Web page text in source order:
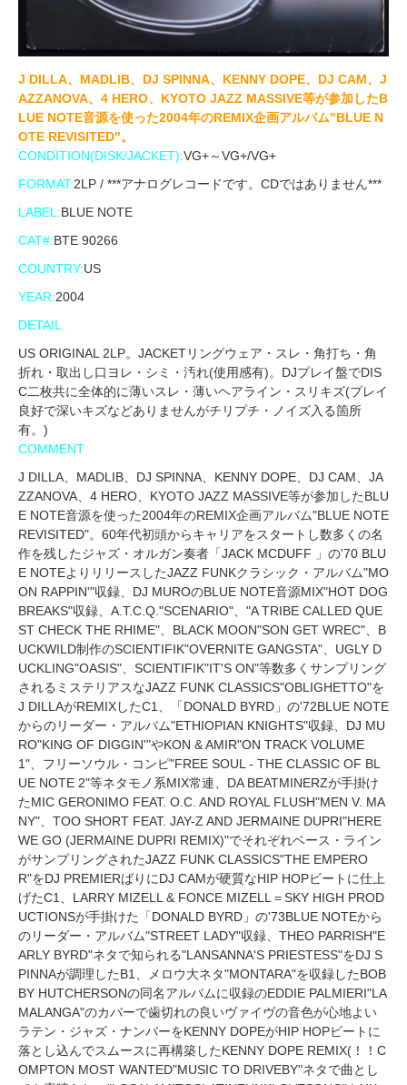
J DILLA、MADLIB、DJ SPINNA、KENNY DOPE、DJ CAM、J
AZZANOVA、4 HERO、KYOTO JAZZ MASSIVE等が参加したB
LUE NOTE音源を使った2004年のREMIX企画アルバム"BLUE N
OTE REVISITED"。
CONDITION(DISK/JACKET):VG+～VG+/VG+
FORMAT:2LP / ***アナログレコードです。CDではありません***
LABEL:BLUE NOTE
CAT#:BTE 90266
COUNTRY:US
YEAR:2004
DETAIL
US ORIGINAL 2LP。JACKETリングウェア・スレ・角打ち・角
折れ・取出し口ヨレ・シミ・汚れ(使用感有)。DJプレイ盤でDIS
C二枚共に全体的に薄いスレ・薄いヘアライン・スリキズ(プレイ
良好で深いキズなどありませんがチリプチ・ノイズ入る箇所
有。)
COMMENT
J DILLA、MADLIB、DJ SPINNA、KENNY DOPE、DJ CAM、JA
ZZANOVA、4 HERO、KYOTO JAZZ MASSIVE等が参加したBLU
E NOTE音源を使った2004年のREMIX企画アルバム"BLUE NOTE
REVISITED"。60年代初頭からキャリアをスタートし数多くの名
作を残したジャズ・オルガン奏者「JACK MCDUFF 」の'70 BLU
E NOTEよりリリースしたJAZZ FUNKクラシック・アルバム"MO
ON RAPPIN'"収録、DJ MUROのBLUE NOTE音源MIX"HOT DOG
BREAKS"収録、A.T.C.Q."SCENARIO"、"A TRIBE CALLED QUE
ST CHECK THE RHIME"、BLACK MOON"SON GET WREC"、B
UCKWILD制作のSCIENTIFIK"OVERNITE GANGSTA"、UGLY D
UCKLING"OASIS"、SCIENTIFIK"IT'S ON"等数多くサンプリング
されるミステリアスなJAZZ FUNK CLASSICS"OBLIGHETTO"を
J DILLAがREMIXしたC1、「DONALD BYRD」の'72BLUE NOTE
からのリーダー・アルバム"ETHIOPIAN KNIGHTS"収録、DJ MU
RO"KING OF DIGGIN'"やKON & AMIR"ON TRACK VOLUME
1"、フリーソウル・コンピ"FREE SOUL - THE CLASSIC OF BL
UE NOTE 2"等ネタモノ系MIX常連、DA BEATMINERZが手掛け
たMIC GERONIMO FEAT. O.C. AND ROYAL FLUSH"MEN V. MA
NY"、TOO SHORT FEAT. JAY-Z AND JERMAINE DUPRI"HERE
WE GO (JERMAINE DUPRI REMIX)"でそれぞれベース・ライン
がサンプリングされたJAZZ FUNK CLASSICS"THE EMPERO
R"をDJ PREMIERばりにDJ CAMが硬質なHIP HOPビートに仕上
げたC1、LARRY MIZELL & FONCE MIZELL＝SKY HIGH PROD
UCTIONSが手掛けた「DONALD BYRD」の'73BLUE NOTEから
のリーダー・アルバム"STREET LADY"収録、THEO PARRISH"E
ARLY BYRD"ネタで知られる"LANSANNA'S PRIESTESS"をDJ S
PINNAが調理したB1、メロウ大ネタ"MONTARA"を収録したBOB
BY HUTCHERSONの同名アルバムに収録のEDDIE PALMIERI"LA
MALANGA"のカバーで歯切れの良いヴァイヴの音色が心地よい
ラテン・ジャズ・ナンバーをKENNY DOPEがHIP HOPビートに
落とし込んでスムースに再構築したKENNY DOPE REMIX(！！C
OMPTON MOST WANTED"MUSIC TO DRIVEBY"ネタで曲とし